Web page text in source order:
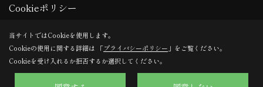
Copyright (c) Nozomi Housing. All Rights Reserved.
Produced byゴデスクリエイト
Cookieポリシー
当サイトではCookieを使用します。
Cookieの使用に関する詳細は 「プライバシーポリシー 」をご覧ください。
Cookieを受け入れるか拒否するか選択してください。